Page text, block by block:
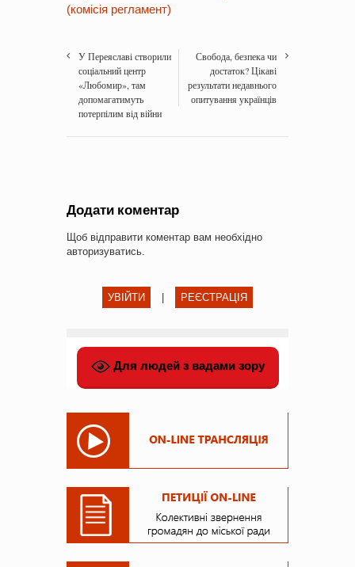
(комісія регламент)
У Переяславі створили
соціальний центр
«Любомир», там
допомагатимуть
потерпілим від війни
Свобода, безпека чи
достаток? Цікаві
результати недавнього
опитування українців
Додати коментар
Щоб відправити коментар вам необхідно
авторизуватись.
УВІЙТИ РЕЄСТРАЦІЯ
Для людей з вадами зору